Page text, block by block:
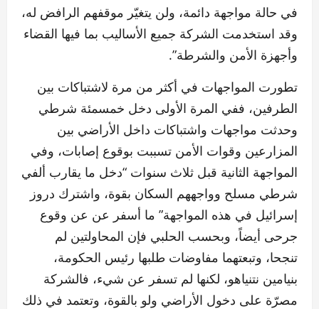
في حالة مواجهة دائمة، ولن يتغيّر موقفهم الرافض له،
وقد استخدمت الشركة جميع الأساليب بما فيها القضاء
وأجهزة الأمن والشرطة”.
تطورت المواجهات في أكثر من مرة لاشتباكات بين
الطرفين، ففي المرة الأولى دخل خمسمئة شرطي
وحدثت مواجهات واشتباكات داخل الأراضي بين
المزارعين وقوات الأمن تسببت بوقوع إصابات، وفي
المواجهة الثانية قبل ثلاث سنوات “دخل ما يقارب ألفي
شرطي مسلح وواجههم السكان بقوة، واشترك دروز
إسرائيل في هذه المواجهة” ما أسفر عن عن وقوع
جرحى أيضاً، وبحسب الحلبي فإن المحاولتين لم
تنجحا، وتبعتهما مفاوضات طلبها رئيس الحكومة،
بنيامين نتنياهو، لكنها لم تسفر عن شيء، فالشركة
مصرّة على دخول الأراضي ولو بالقوة، وتعتمد في ذلك